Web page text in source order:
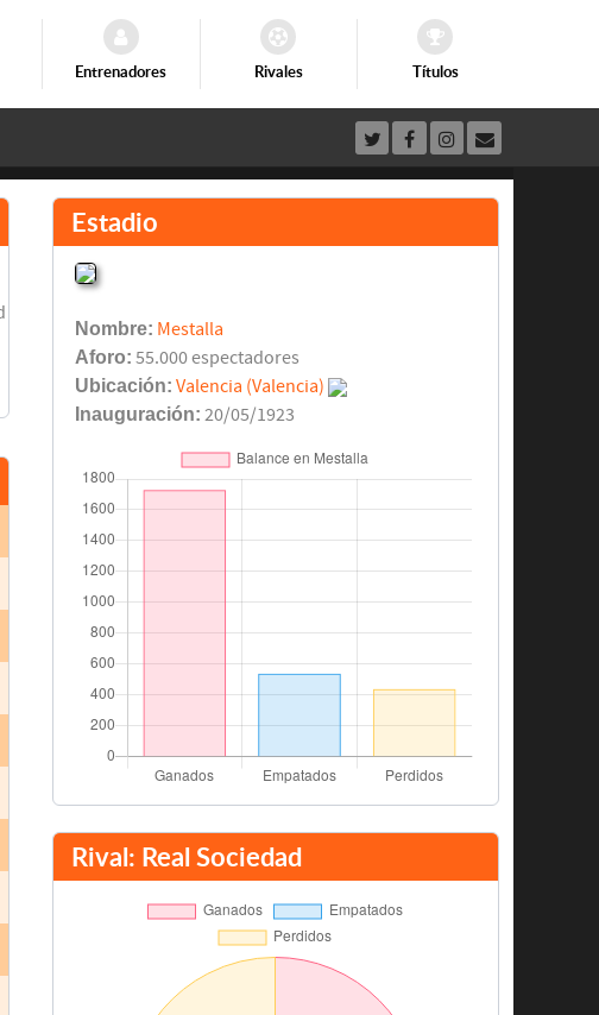
Entrenadores Rivales Títulos
Estadio
Nombre: Mestalla
Aforo: 55.000 espectadores
Ubicación: Valencia (Valencia)
Inauguración: 20/05/1923
Rival: Real Sociedad